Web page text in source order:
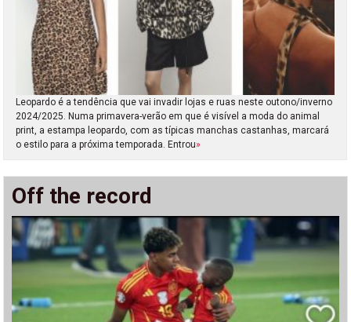
Leopardo é a tendência que vai invadir lojas e ruas neste outono/inverno
2024/2025. Numa primavera-verão em que é visível a moda do animal
print, a estampa leopardo, com as típicas manchas castanhas, marcará
o estilo para a próxima temporada. Entrou»
Off the record